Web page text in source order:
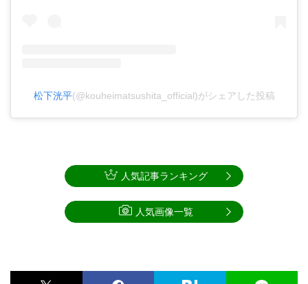
松下洸平(@kouheimatsushita_official)がシェアした投稿
人気記事ランキング
人気画像一覧